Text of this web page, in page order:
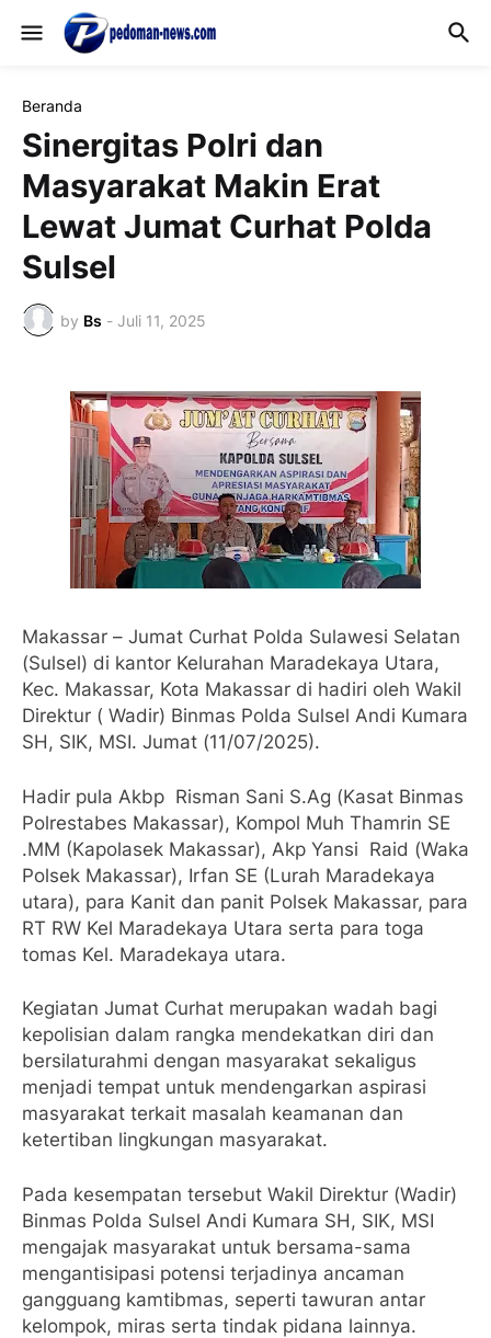
Beranda
Sinergitas Polri dan
Masyarakat Makin Erat
Lewat Jumat Curhat Polda
Sulsel
by Bs - Juli 11, 2025
Makassar – Jumat Curhat Polda Sulawesi Selatan
(Sulsel) di kantor Kelurahan Maradekaya Utara,
Kec. Makassar, Kota Makassar di hadiri oleh Wakil
Direktur ( Wadir) Binmas Polda Sulsel Andi Kumara
SH, SIK, MSI. Jumat (11/07/2025).
Hadir pula Akbp Risman Sani S.Ag (Kasat Binmas
Polrestabes Makassar), Kompol Muh Thamrin SE
.MM (Kapolasek Makassar), Akp Yansi Raid (Waka
Polsek Makassar), Irfan SE (Lurah Maradekaya
utara), para Kanit dan panit Polsek Makassar, para
RT RW Kel Maradekaya Utara serta para toga
tomas Kel. Maradekaya utara.
Kegiatan Jumat Curhat merupakan wadah bagi
kepolisian dalam rangka mendekatkan diri dan
bersilaturahmi dengan masyarakat sekaligus
menjadi tempat untuk mendengarkan aspirasi
masyarakat terkait masalah keamanan dan
ketertiban lingkungan masyarakat.
Pada kesempatan tersebut Wakil Direktur (Wadir)
Binmas Polda Sulsel Andi Kumara SH, SIK, MSI
mengajak masyarakat untuk bersama-sama
mengantisipasi potensi terjadinya ancaman
gangguang kamtibmas, seperti tawuran antar
kelompok, miras serta tindak pidana lainnya.